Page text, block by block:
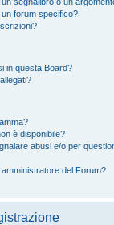
forum specifico?
in questa Board?
è disponibile?
abusi e/o per
del Forum?